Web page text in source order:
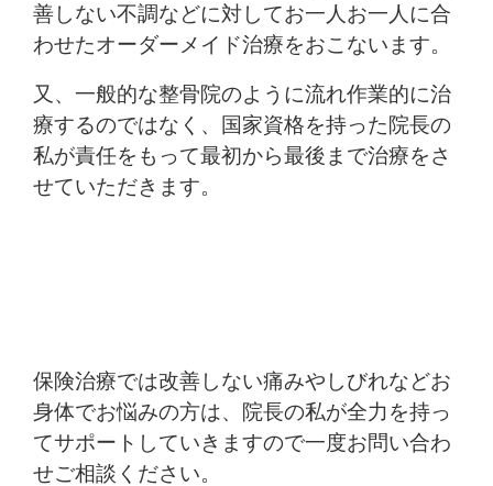
善しない不調などに対してお一人お一人に合
わせたオーダーメイド治療をおこないます。
又、一般的な整骨院のように流れ作業的に治
療するのではなく、国家資格を持った院長の
私が責任をもって最初から最後まで治療をさ
せていただきます。
保険治療では改善しない痛みやしびれなどお
身体でお悩みの方は、院長の私が全力を持っ
てサポートしていきますので一度お問い合わ
せご相談ください。